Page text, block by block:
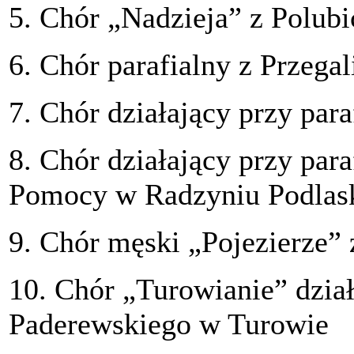
5. Chór „Nadzieja” z
6. Chór parafialny z
7. Chór działający przy
8. Chór działający przy
Pomocy w Radzyniu
9. Chór męski „Pojezierze”
10. Chór „Turowianie”
Paderewskiego w Turowie